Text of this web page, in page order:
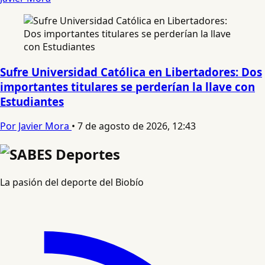
Sufre Universidad Católica en Libertadores: Dos
importantes titulares se perderían la llave con
Estudiantes
Por Javier Mora • 7 de agosto de 2026, 12:43
La pasión del deporte del Biobío